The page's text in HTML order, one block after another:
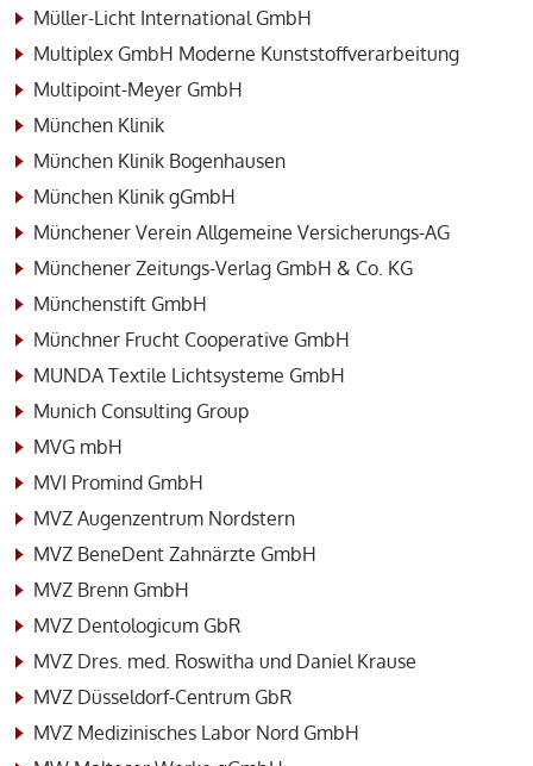
Müller-Licht International GmbH
Multiplex GmbH Moderne Kunststoffverarbeitung
Multipoint-Meyer GmbH
München Klinik
München Klinik Bogenhausen
München Klinik gGmbH
Münchener Verein Allgemeine Versicherungs-AG
Münchener Zeitungs-Verlag GmbH & Co. KG
Münchenstift GmbH
Münchner Frucht Cooperative GmbH
MUNDA Textile Lichtsysteme GmbH
Munich Consulting Group
MVG mbH
MVI Promind GmbH
MVZ Augenzentrum Nordstern
MVZ BeneDent Zahnärzte GmbH
MVZ Brenn GmbH
MVZ Dentologicum GbR
MVZ Dres. med. Roswitha und Daniel Krause
MVZ Düsseldorf-Centrum GbR
MVZ Medizinisches Labor Nord GmbH